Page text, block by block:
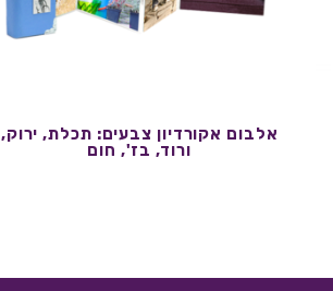
אלבום אקורדיון צבעים: תכלת, ירוק,
ורוד, בז', חום